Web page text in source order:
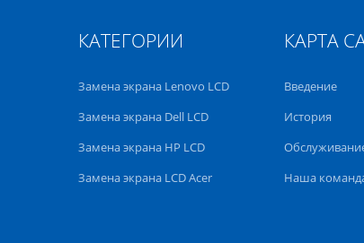
КАТЕГОРИИ
Замена экрана Lenovo LCD
Замена экрана Dell LCD
Замена экрана HP LCD
Замена экрана LCD Acer
КАРТА
Введение
История
Наша